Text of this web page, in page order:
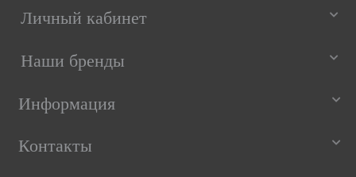
Личный кабинет
Наши бренды
Информация
Контакты